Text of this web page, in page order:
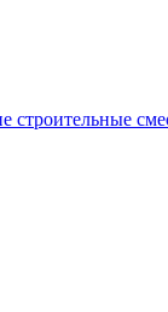
строительные